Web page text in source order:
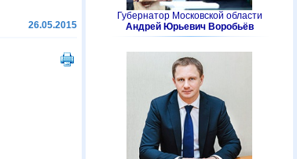
26.05.2015
Губернатор Московской области
Андрей Юрьевич Воробьёв